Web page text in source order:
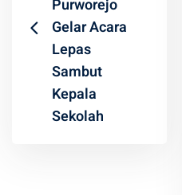
Purworejo
Gelar Acara
Lepas
Sambut
Kepala
Sekolah